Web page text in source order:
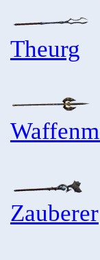
Theurg
Zauberer